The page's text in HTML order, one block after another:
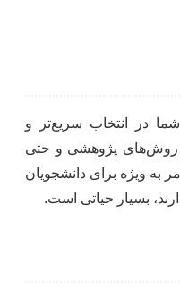
شما در انتخاب سریع‌تر و
روش‌های پژوهشی و حتی
به ویژه برای دانشجویان
بسیار حیاتی است.